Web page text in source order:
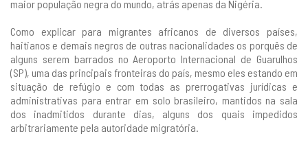
maior população negra do mundo, atrás apenas da Nigéria.
Como explicar para migrantes africanos de diversos países,
haitianos e demais negros de outras nacionalidades os porquês de
alguns serem barrados no Aeroporto Internacional de Guarulhos
(SP), uma das principais fronteiras do país, mesmo eles estando em
situação de refúgio e com todas as prerrogativas jurídicas e
administrativas para entrar em solo brasileiro, mantidos na sala
dos inadmitidos durante dias, alguns dos quais impedidos
arbitrariamente pela autoridade migratória.